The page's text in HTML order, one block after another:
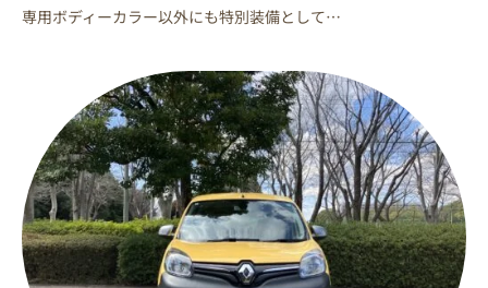
専用ボディーカラー以外にも特別装備として…